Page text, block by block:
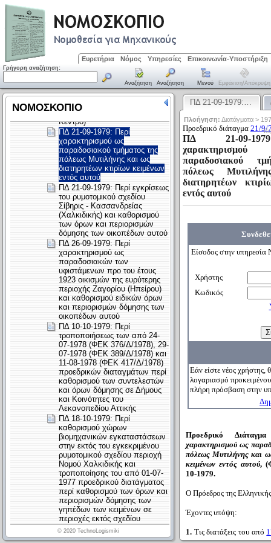
Ευρετήρια Νόμος Υπηρεσίες Επικοινωνία-Υποστήριξη
Γρήγορη αναζήτηση:
Αναζήτηση Αναζήτηση Μενού Εμφάνιση/απόκρυψη
ΠΔ 21-09-1979:…